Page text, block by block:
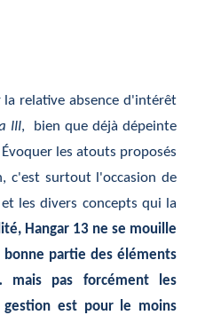
la relative absence d'intérêt
III, bien que déjà dépeinte
les atouts proposés
c'est surtout l'occasion de
les divers concepts qui la
Hangar 13 ne se mouille
partie des éléments
mais pas forcément les
est pour le moins